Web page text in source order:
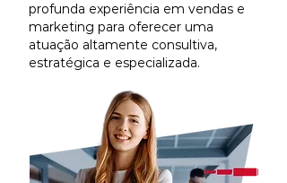
profunda experiência em vendas e
marketing para oferecer uma
atuação altamente consultiva,
estratégica e especializada.